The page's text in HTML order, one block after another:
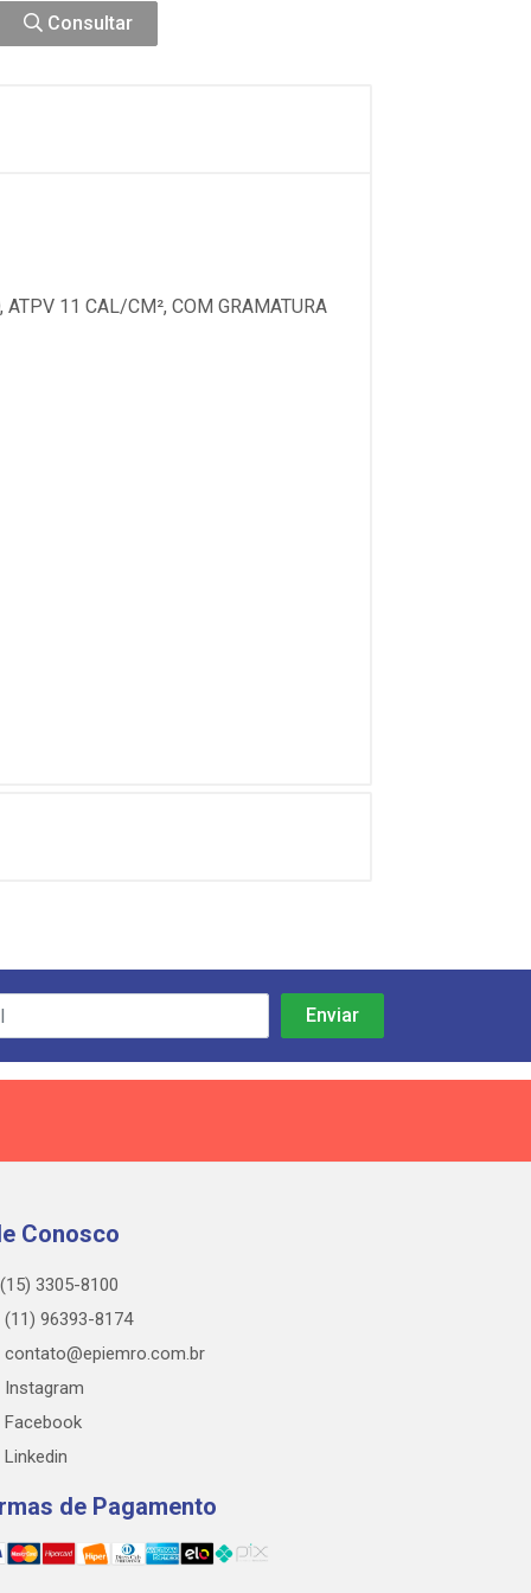
Consultar
ATPV 11 CAL/CM², COM GRAMATURA
Conosco
(15) 3305-8100
(11) 96393-8174
contato@epiemro.com.br
Instagram
Facebook
Linkedin
de Pagamento